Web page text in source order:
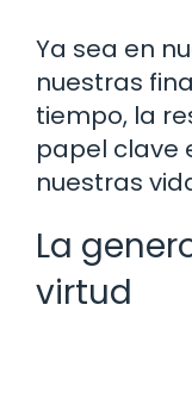
Ya sea en
nuestras
tiempo, la
papel clave
nuestras
La
virtud